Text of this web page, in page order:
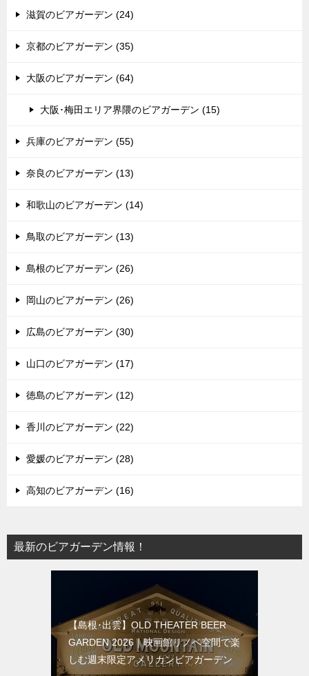
滋賀のビアガーデン (24)
京都のビアガーデン (35)
大阪のビアガーデン (64)
大阪･梅田エリア界隈のビアガーデン (15)
兵庫のビアガーデン (55)
奈良のビアガーデン (13)
和歌山のビアガーデン (14)
鳥取のビアガーデン (13)
島根のビアガーデン (26)
岡山のビアガーデン (26)
広島のビアガーデン (30)
山口のビアガーデン (17)
徳島のビアガーデン (12)
香川のビアガーデン (22)
愛媛のビアガーデン (28)
高知のビアガーデン (16)
最新のビアガーデン情報！
【島根･出雲】OLD THEATER BEER
GARDEN 2026｜映画館リノベ空間で楽
しむ週末限定アメリカンビアガーデン